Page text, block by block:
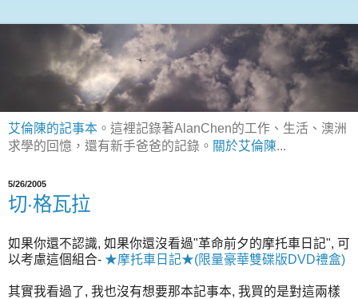
艾倫陳的記事本 。這裡記錄著AlanChen的工作、生活、澳洲
求學的回憶，還有新手爸爸的記錄。 關於艾倫陳...
5/26/2005
切‧格瓦拉
如果你還不認識, 如果你還沒看過"革命前夕的摩托車日記", 可
以考慮這個組合- ★摩托車日記★(限量豪華雙碟版DVD禮盒)
其實我看過了, 我也沒有想要那本記事本, 我買的是對這兩樣